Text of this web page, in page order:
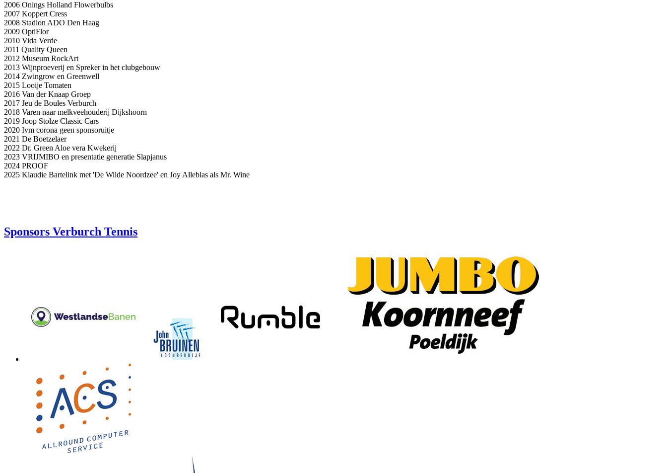
2006 Onings Holland Flowerbulbs
2007 Koppert Cress
2008 Stadion ADO Den Haag
2009 OptiFlor
2010 Vida Verde
2011 Quality Queen
2012 Museum RockArt
2013 Wijnproeverij en Spreker in het clubgebouw
2014 Zwingrow en Greenwell
2015 Looije Tomaten
2016 Van der Knaap Groep
2017 Jeu de Boules Verburch
2018 Varen naar melkveehouderij Dijkshoorn
2019 Joop Stolze Classic Cars
2020 Ivm corona geen sponsoruitje
2021 De Boetzelaer
2022 Dr. Green Aloe vera Kwekerij
2023 VRIJMIBO en presentatie generatie Slapjanus
2024 PROOF
2025 Klaudie Bartelink met 'De Wilde Noordzee' en Joy Alleblas als Mr. Wine
Sponsors Verburch Tennis